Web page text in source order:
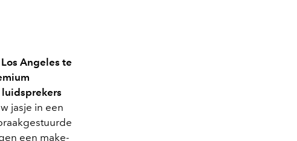
Angeles te
jasje in een
een make-